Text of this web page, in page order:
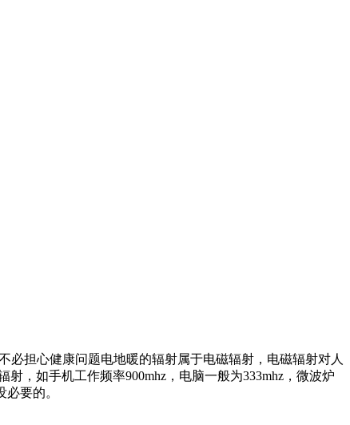
担心健康问题电地暖的辐射属于电磁辐射，电磁辐射对人
，如手机工作频率900mhz，电脑一般为333mhz，微波炉
要的。